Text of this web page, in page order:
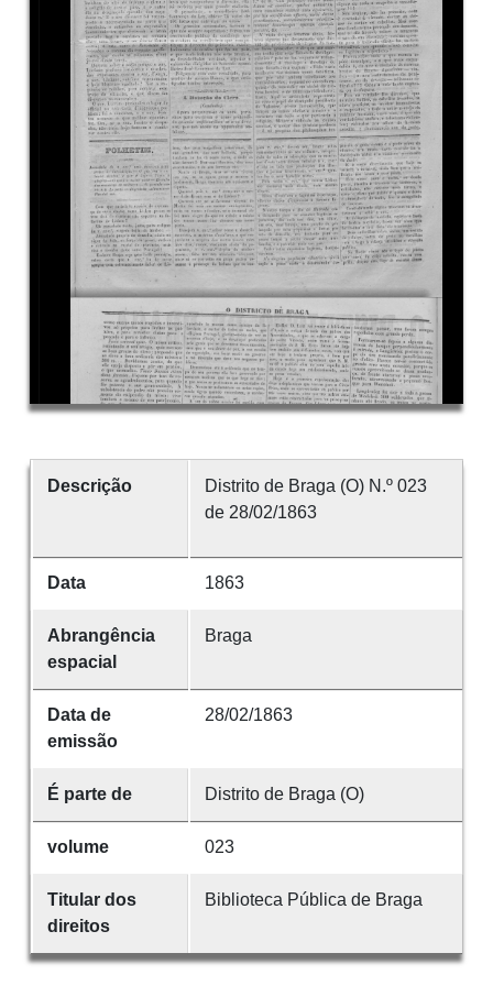
Descrição
Distrito de Braga (O) N.º 023
de 28/02/1863
Data 1863
Abrangência
espacial
Braga
Data de
emissão
28/02/1863
É parte de Distrito de Braga (O)
volume 023
Titular dos
direitos
Biblioteca Pública de Braga